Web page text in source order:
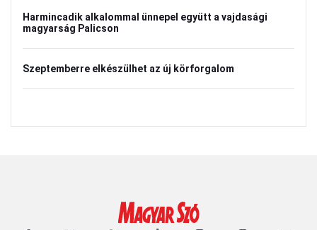
Harmincadik alkalommal ünnepel együtt a vajdasági
magyarság Palicson
Szeptemberre elkészülhet az új körforgalom